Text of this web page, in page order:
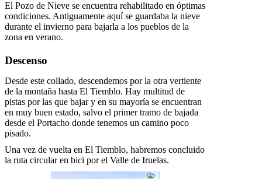
El Pozo de Nieve se encuentra rehabilitado en óptimas
condiciones. Antiguamente aquí se guardaba la nieve
durante el invierno para bajarla a los pueblos de la
zona en verano.
Descenso
Desde este collado, descendemos por la otra vertiente
de la montaña hasta El Tiemblo. Hay multitud de
pistas por las que bajar y en su mayoría se encuentran
en muy buen estado, salvo el primer tramo de bajada
desde el Portacho donde tenemos un camino poco
pisado.
Una vez de vuelta en El Tiemblo, habremos concluido
la ruta circular en bici por el Valle de Iruelas.